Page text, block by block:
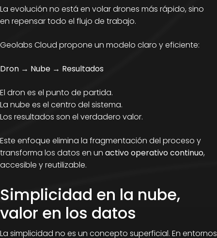
La evolución no está en volar drones más rápido, sino
en repensar todo el flujo de trabajo.
Geolabs Cloud propone un modelo claro y eficiente:
Dron → Nube → Resultados
El dron es el punto de partida.
La nube es el centro del sistema.
Los resultados son el verdadero valor.
Este enfoque elimina la fragmentación del proceso y
transforma los datos en un activo operativo continuo,
accesible y reutilizable.
Simplicidad en la nube,
valor en los datos
La simplicidad no es un concepto superficial. En entornos